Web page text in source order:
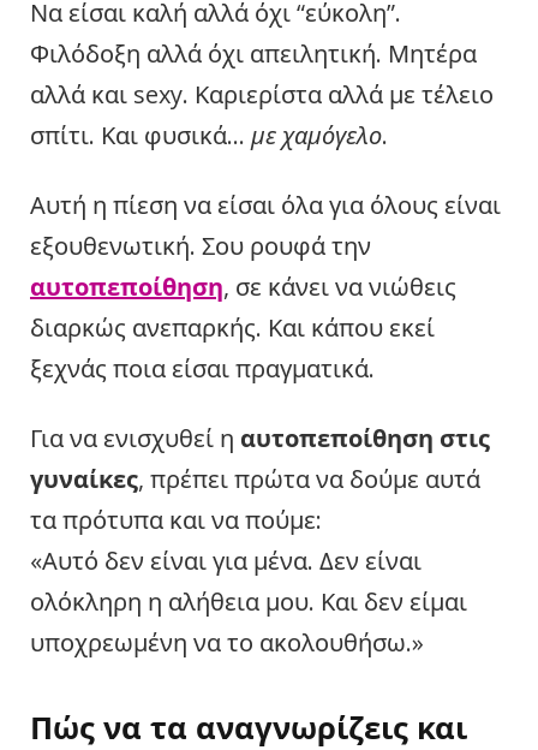
Να είσαι καλή αλλά όχι “εύκολη”.
Φιλόδοξη αλλά όχι απειλητική. Μητέρα
αλλά και sexy. Καριερίστα αλλά με τέλειο
σπίτι. Και φυσικά… με χαμόγελο.
Αυτή η πίεση να είσαι όλα για όλους είναι
εξουθενωτική. Σου ρουφά την
αυτοπεποίθηση, σε κάνει να νιώθεις
διαρκώς ανεπαρκής. Και κάπου εκεί
ξεχνάς ποια είσαι πραγματικά.
Για να ενισχυθεί η αυτοπεποίθηση στις
γυναίκες, πρέπει πρώτα να δούμε αυτά
τα πρότυπα και να πούμε:
«Αυτό δεν είναι για μένα. Δεν είναι
ολόκληρη η αλήθεια μου. Και δεν είμαι
υποχρεωμένη να το ακολουθήσω.»
Πώς να τα αναγνωρίζεις και